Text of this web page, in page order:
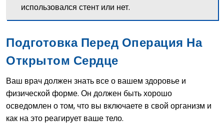
использовался стент или нет.
Подготовка Перед Операция На
Открытом Сердце
Ваш врач должен знать все о вашем здоровье и
физической форме. Он должен быть хорошо
осведомлен о том, что вы включаете в свой организм и
как на это реагирует ваше тело.